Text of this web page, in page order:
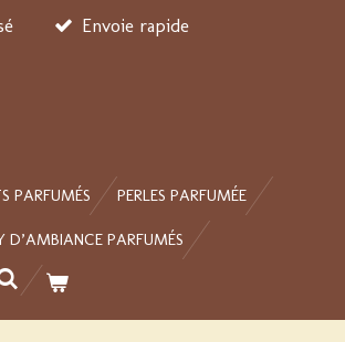
Envoie rapide
PARFUMÉS PERLES PARFUMÉE
D’AMBIANCE PARFUMÉS